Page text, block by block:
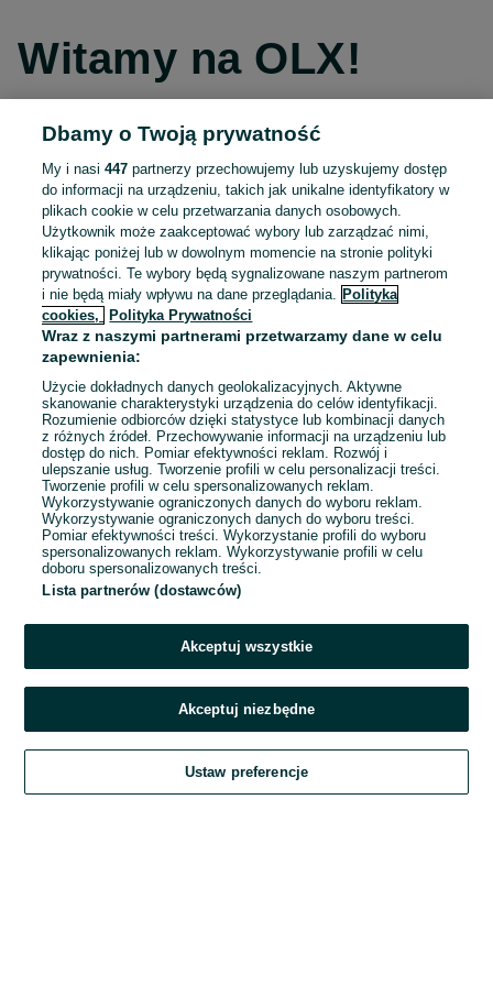
Witamy na OLX!
Kontynuuj przez Facebooka
Kontynuuj przez konto Apple
Kontynuuj przez konto Google
LUB
E-mail
Hasło
Zaloguj się
Kontynuując za pośrednictwem jednego z dostawców wskazanych powyżej,
OLX.pl w jego aktualnym brzmieniu.
Dbamy o Twoją prywatność
My i nasi447 partnerzy przechowujemy lub uzyskujemy dostęp
do informacji na urządzeniu, takich jak unikalne identyfikatory w
plikach cookie w celu przetwarzania danych osobowych.
Użytkownik może zaakceptować wybory lub zarządzać nimi,
klikając poniżej lub w dowolnym momencie na stronie polityki
prywatności. Te wybory będą sygnalizowane naszym partnerom
i nie będą miały wpływu na dane przeglądania.
Polityka
cookies,
Polityka Prywatności
Wraz z naszymi partnerami przetwarzamy dane w celu
zapewnienia:
Użycie dokładnych danych geolokalizacyjnych. Aktywne
skanowanie charakterystyki urządzenia do celów identyfikacji.
Rozumienie odbiorców dzięki statystyce lub kombinacji danych
z różnych źródeł. Przechowywanie informacji na urządzeniu lub
dostęp do nich. Pomiar efektywności reklam. Rozwój i
ulepszanie usług. Tworzenie profili w celu personalizacji treści.
Tworzenie profili w celu spersonalizowanych reklam.
Wykorzystywanie ograniczonych danych do wyboru reklam.
Wykorzystywanie ograniczonych danych do wyboru treści.
Pomiar efektywności treści. Wykorzystanie profili do wyboru
spersonalizowanych reklam. Wykorzystywanie profili w celu
doboru spersonalizowanych treści.
Lista partnerów (dostawców)
Akceptuj wszystkie
Akceptuj niezbędne
Ustaw preferencje